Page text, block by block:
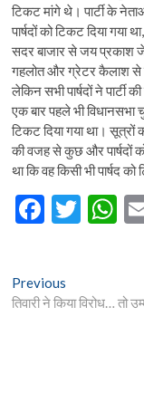
टिकट मांगे थे। पार्टी के
पार्षदों को टिकट दिया गया
सदर बाजार से जय प्रकाश
गहलोत और ग्रेटर कैलाश से
लेकिन सभी पार्षदों ने
एक बार पहले भी
टिकट दिया गया था।
की वजह से कुछ और पार्षदों
था कि वह किसी भी पार्षद
F
b
T
er s
Post
navigation
Previous
post:
तिवारी ने किया विरोध… तो